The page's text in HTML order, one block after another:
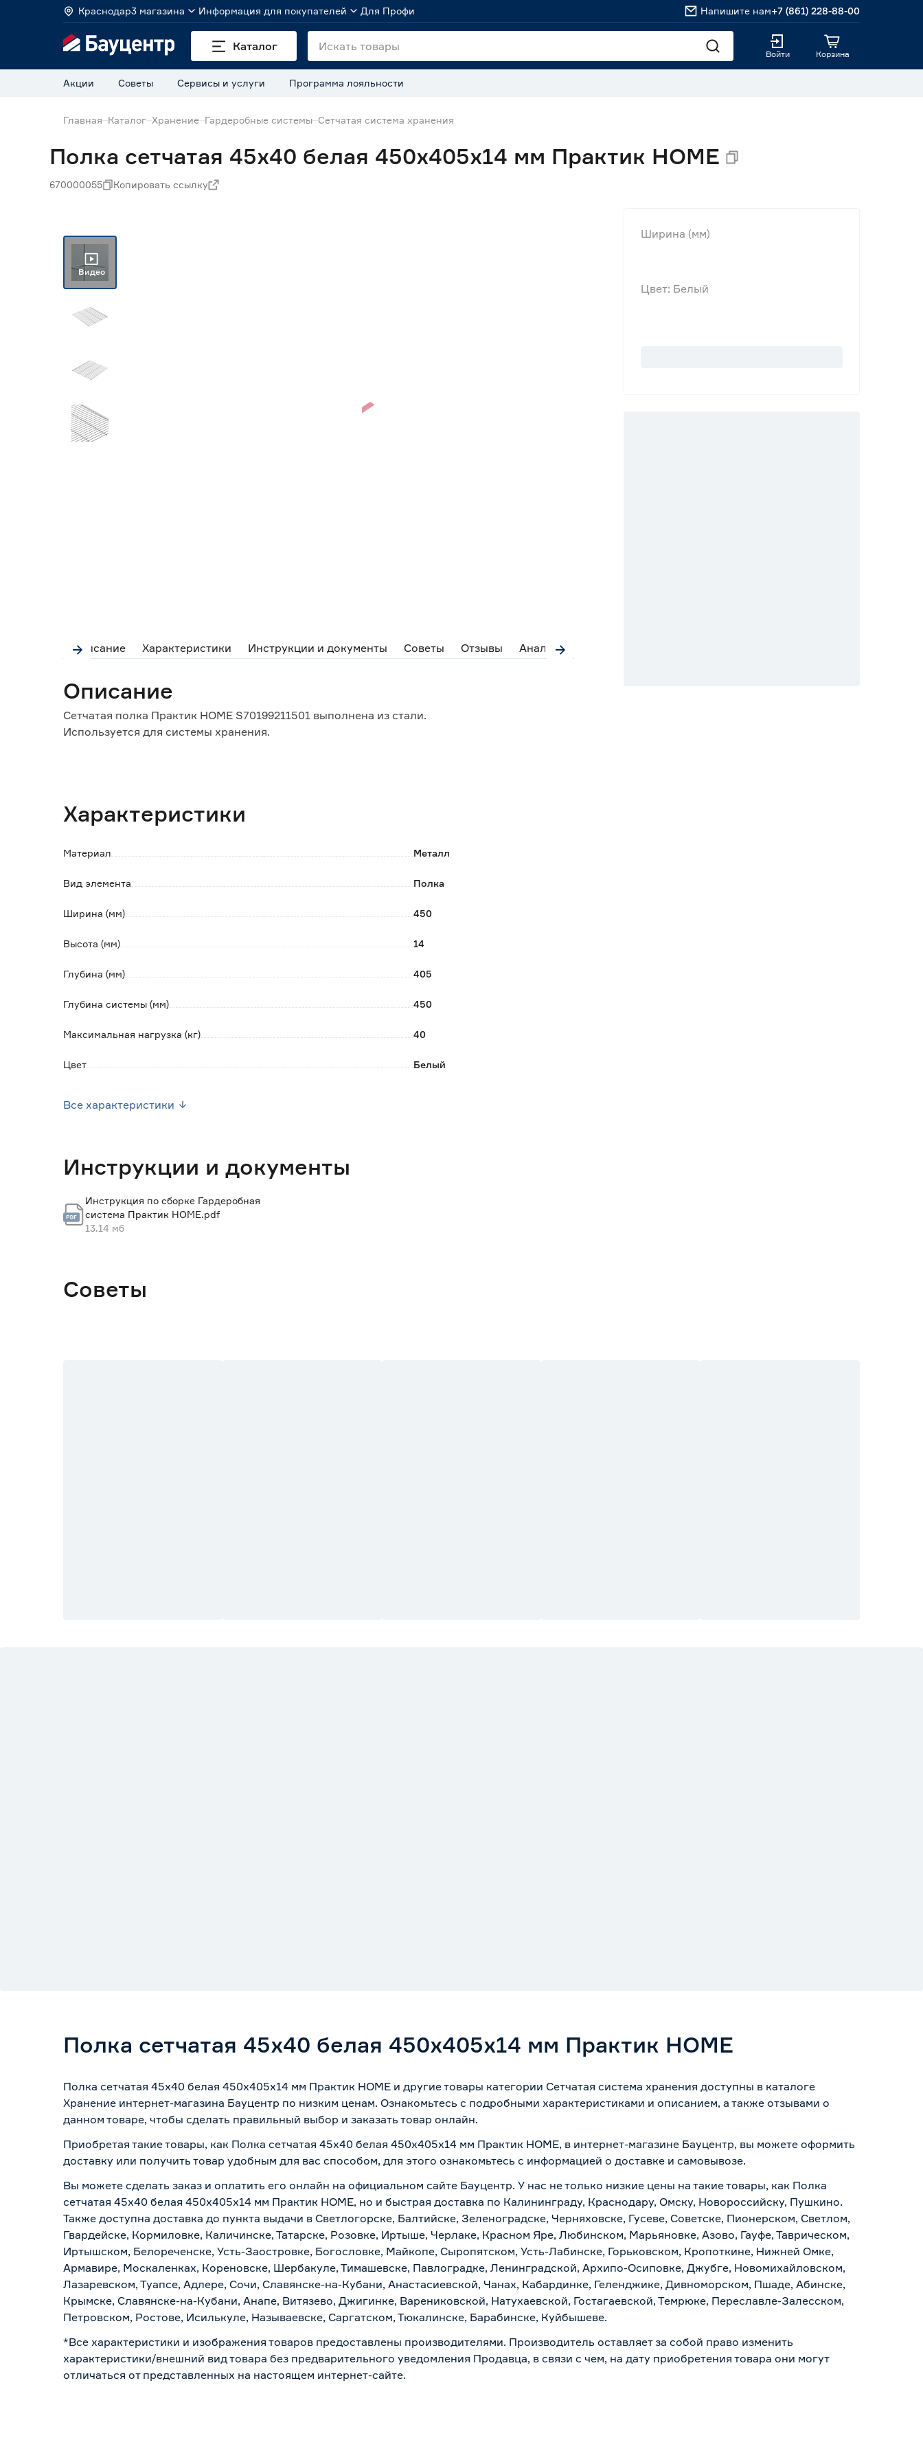
Краснодар3 магазина Информация для покупателей Для Профи Напишите нам+7 (861) 228-88-00
Каталог
Войти Корзина
Акции Советы Сервисы и услуги Программа лояльности
Главная Каталог Хранение Гардеробные системы Сетчатая система хранения
Полка сетчатая 45х40 белая 450x405х14 мм Практик HOME
670000055 Копировать ссылку
Видео
Описание Характеристики Инструкции и документы Советы Отзывы Аналоги
Описание
Сетчатая полка Практик HOME S70199211501 выполнена из стали.
Используется для системы хранения.
Все комплектующие приобретаются отдельно.
Характеристики
Материал Металл
Вид элемента Полка
Ширина (мм) 450
Высота (мм) 14
Глубина (мм) 405
Глубина системы (мм) 450
Максимальная нагрузка (кг) 40
Цвет Белый
Ширина элемента (мм)
Все характеристики
Инструкции и документы
Инструкция по сборке Гардеробная
система Практик HOME.pdf
13.14 мб
Ширина (мм)
Цвет: Белый
Советы
Полка сетчатая 45х40 белая 450x405х14 мм Практик HOME
Полка сетчатая 45х40 белая 450x405х14 мм Практик HOME и другие товары категории Сетчатая система хранения доступны в каталоге
Хранение интернет-магазина Бауцентр по низким ценам. Ознакомьтесь с подробными характеристиками и описанием, а также отзывами о
данном товаре, чтобы сделать правильный выбор и заказать товар онлайн.
Приобретая такие товары, как Полка сетчатая 45х40 белая 450x405х14 мм Практик HOME, в интернет-магазине Бауцентр, вы можете оформить
доставку или получить товар удобным для вас способом, для этого ознакомьтесь с информацией о доставке и самовывозе.
Вы можете сделать заказ и оплатить его онлайн на официальном сайте Бауцентр. У нас не только низкие цены на такие товары, как Полка
сетчатая 45х40 белая 450x405х14 мм Практик HOME, но и быстрая доставка по Калининграду, Краснодару, Омску, Новороссийску, Пушкино.
Также доступна доставка до пункта выдачи в Светлогорске, Балтийске, Зеленоградске, Черняховске, Гусеве, Советске, Пионерском, Светлом,
Гвардейске, Кормиловке, Каличинске, Татарске, Розовке, Иртыше, Черлаке, Красном Яре, Любинском, Марьяновке, Азово, Гауфе, Таврическом,
Иртышском, Белореченске, Усть-Заостровке, Богословке, Майкопе, Сыропятском, Усть-Лабинске, Горьковском, Кропоткине, Нижней Омке,
Армавире, Москаленках, Кореновске, Шербакуле, Тимашевске, Павлоградке, Ленинградской, Архипо-Осиповке, Джубге, Новомихайловском,
Лазаревском, Туапсе, Адлере, Сочи, Славянске-на-Кубани, Анастасиевской, Чанах, Кабардинке, Геленджике, Дивноморском, Пшаде, Абинске,
Крымске, Славянске-на-Кубани, Анапе, Витязево, Джигинке, Варениковской, Натухаевской, Гостагаевской, Темрюке, Переславле-Залесском,
Петровском, Ростове, Исилькуле, Называевске, Саргатском, Тюкалинске, Барабинске, Куйбышеве.
*Все характеристики и изображения товаров предоставлены производителями. Производитель оставляет за собой право изменить
характеристики/внешний вид товара без предварительного уведомления Продавца, в связи с чем, на дату приобретения товара они могут
отличаться от представленных на настоящем интернет-сайте.